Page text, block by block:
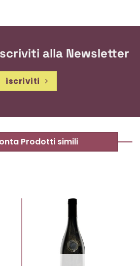
alla Newsletter
iscriviti
Prodotti simili